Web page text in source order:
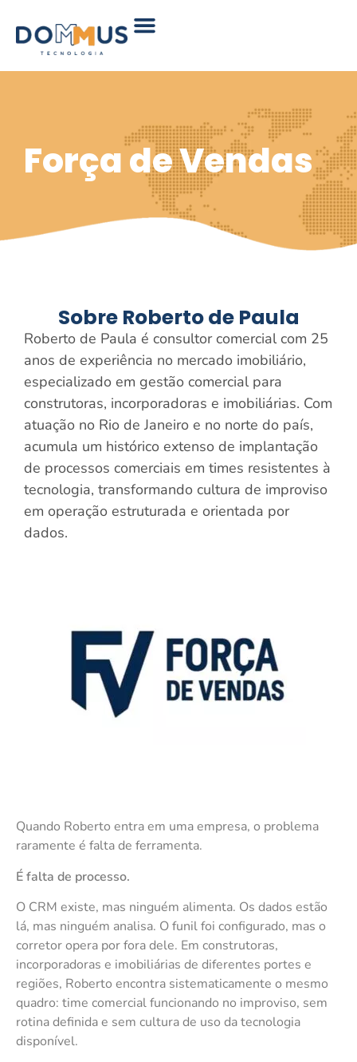
Força de Vendas
Sobre Roberto de Paula
Roberto de Paula é consultor comercial com 25
anos de experiência no mercado imobiliário,
especializado em gestão comercial para
construtoras, incorporadoras e imobiliárias. Com
atuação no Rio de Janeiro e no norte do país,
acumula um histórico extenso de implantação
de processos comerciais em times resistentes à
tecnologia, transformando cultura de improviso
em operação estruturada e orientada por
dados.
Quando Roberto entra em uma empresa, o problema
raramente é falta de ferramenta.
É falta de processo.
O CRM existe, mas ninguém alimenta. Os dados estão
lá, mas ninguém analisa. O funil foi configurado, mas o
corretor opera por fora dele. Em construtoras,
incorporadoras e imobiliárias de diferentes portes e
regiões, Roberto encontra sistematicamente o mesmo
quadro: time comercial funcionando no improviso, sem
rotina definida e sem cultura de uso da tecnologia
disponível.